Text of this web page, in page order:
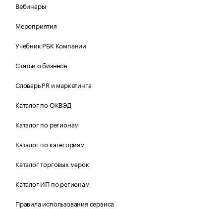
Вебинары
Мероприятия
Учебник РБК Компании
Статьи о бизнесе
Словарь PR и маркетинга
Каталог по ОКВЭД
Каталог по регионам
Каталог по категориям
Каталог торговых марок
Каталог ИП по регионам
Правила использования сервиса